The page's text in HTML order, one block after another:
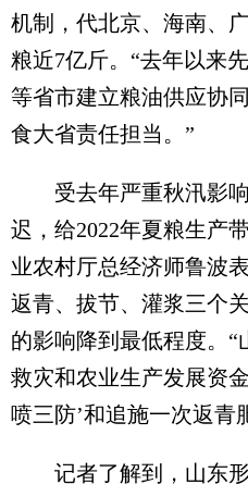
机制，代北京、海南、
粮近7亿斤。“去年以来
等省市建立粮油供应协
食大省责任担当。”
受去年严重秋汛影响
迟，给2022年夏粮生产
业农村厅总经济师鲁波
返青、拔节、灌浆三个
的影响降到最低程度。
救灾和农业生产发展资
喷三防’和追施一次返青
记者了解到，山东形